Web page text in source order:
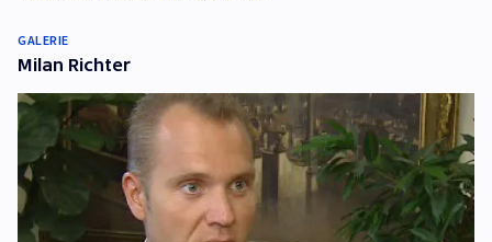
GALERIE
Milan Richter